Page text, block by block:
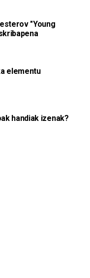
"Young
elementu
handiak izenak?